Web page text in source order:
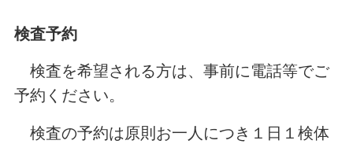
検査予約
検査を希望される方は、事前に電話等でご
予約ください。
検査の予約は原則お一人につき１日１検体